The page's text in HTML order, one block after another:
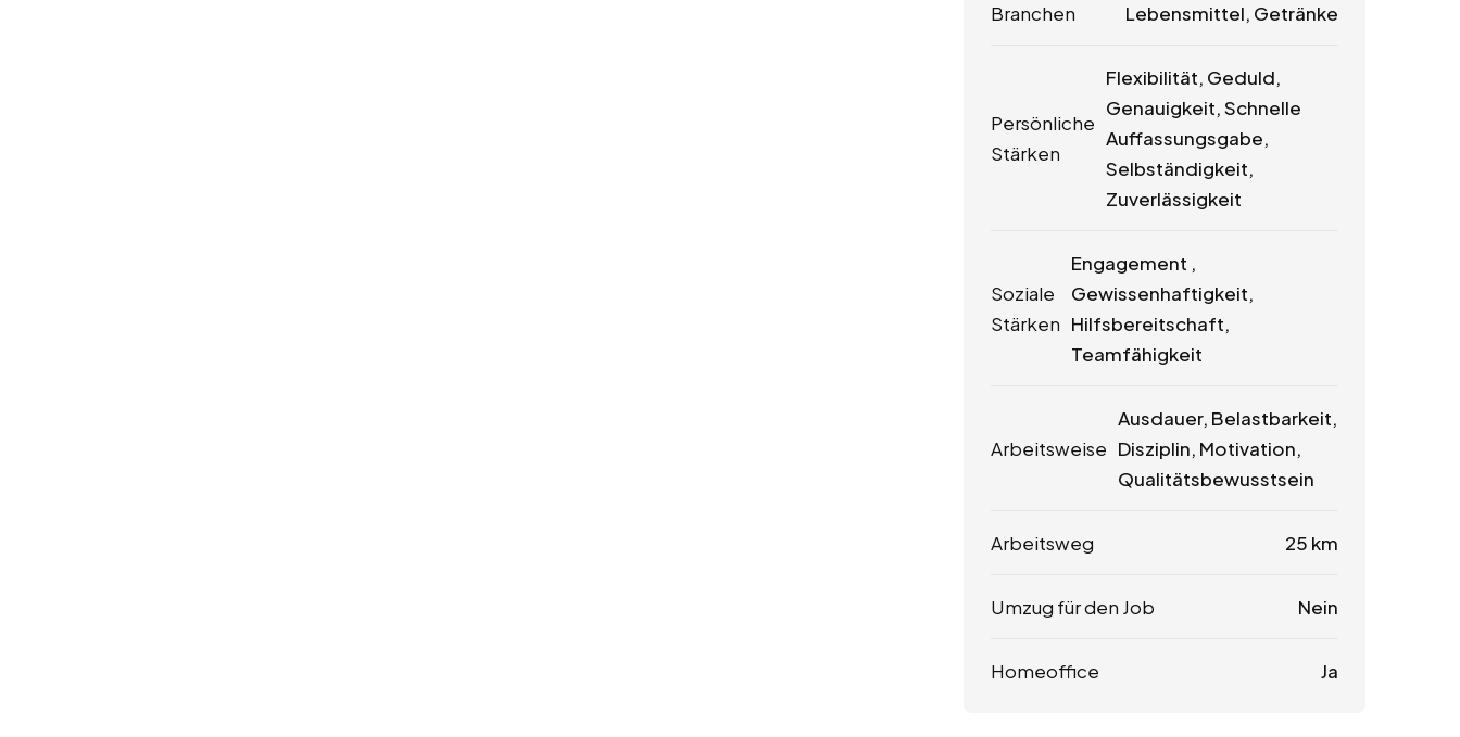
Branchen Lebensmittel, Getränke
Persönliche
Stärken
Flexibilität, Geduld,
Genauigkeit, Schnelle
Auffassungsgabe,
Selbständigkeit,
Zuverlässigkeit
Soziale
Stärken
Engagement ,
Gewissenhaftigkeit,
Hilfsbereitschaft,
Teamfähigkeit
Arbeitsweise
Ausdauer, Belastbarkeit,
Disziplin, Motivation,
Qualitätsbewusstsein
Arbeitsweg 25 km
Umzug für den Job Nein
Homeoffice Ja